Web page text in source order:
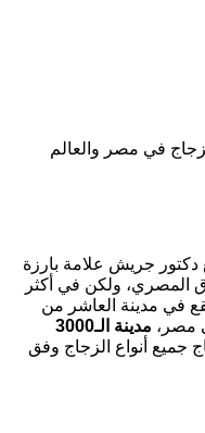
أصبح مصنع دكتور جريش علامة بارزة
ولكن في أكثر
يقع في مدينة العاشر من
مصر،
مدينة الـ3000
جميع أنواع الزجاج وفق